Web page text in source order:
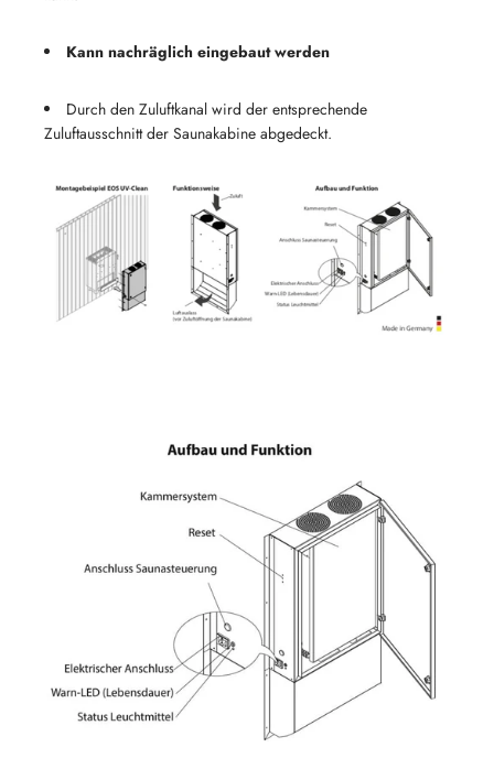
Kann nachräglich eingebaut werden
Durch den Zuluftkanal wird der entsprechende
Zuluftausschnitt der Saunakabine abgedeckt.